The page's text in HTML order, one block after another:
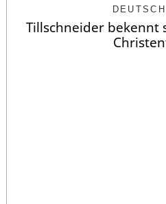
Tillschneider bekennt